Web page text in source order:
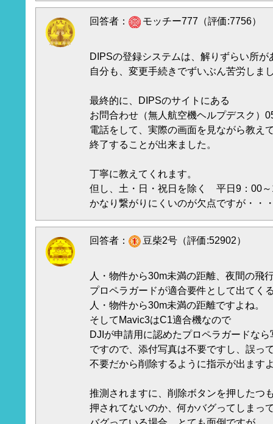
回答者： モッチー777（評価:7756）
DIPSの登録システムは、解りずらい所が
自分も、変更手続きでずいぶん苦労しま
最終的に、DIPSのサイトにある
お問合わせ（無人航空機ヘルプデスク）
電話をして、実際の画面を見ながら教え
終了することが出来ました。
丁寧に教えてくれます。
但し、土・日・祝日を除く 平日9：00
かなり繋がりにくいのが欠点ですが・・
回答者： 豆柴2号（評価:52902）
人・物件から30m未満の距離、夜間の飛
プロペラガードが適合要件として出てく
人・物件から30m未満の距離ですよね。
そしてMavic3はC1適合機なので
DJIが申請用に認めたプロペラガードな
ですので、添付写真は不要ですし、誤っ
不要だから削除するように指示が出ます
推測されますに、削除ボタンを押したつ
押されてないのか、何かバグってしまっ